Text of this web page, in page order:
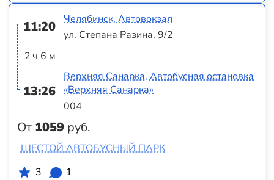
11:20
2 ч 6 м
13:26
От 1059 руб.
Челябинск, Автовокзал
ул. Степана Разина, 9/2
Верхняя Санарка, Автобусная остановка
«Верхняя Санарка»
004
ШЕСТОЙ АВТОБУСНЫЙ ПАРК
3
1